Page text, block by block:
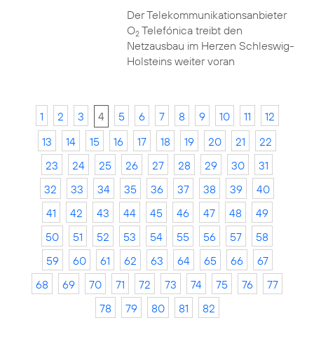
Der Telekommunikationsanbieter
O2Telefónica treibt den
Netzausbau im Herzen Schleswig-
Holsteins weiter voran
1 2 3 4 5 6 7 8 9 10 11
12
13
14 15 16 17 18 19 20 21
22
23
24 25 26 27 28 29 30
31
32
33 34 35 36 37 38 39
40
41
42 43 44 45 46 47 48
49
50
51 52 53 54 55 56 57
58
59
60 61 62 63 64 65 66
67
68
69 70 71 72 73 74 75 76
77
78
79 80 81 82